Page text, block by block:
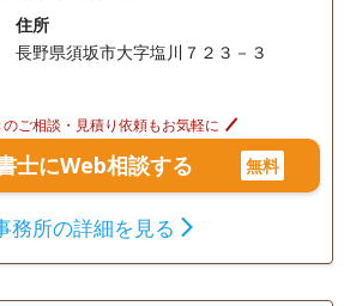
住所
長野県須坂市大字塩川７２３－３
ご相談・見積り依頼もお気軽に
士にWeb相談する 無料
務所の詳細を見る